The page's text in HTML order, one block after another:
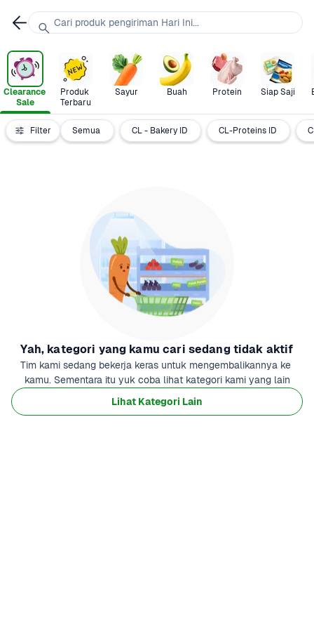
Clearance
Sale
Produk
Terbaru
Sayur Buah Protein Siap Saji
Filter Semua CL - Bakery ID CL-Proteins ID
Yah, kategori yang kamu cari sedang tidak aktif
Tim kami sedang bekerja keras untuk mengembalikannya ke
kamu. Sementara itu yuk coba lihat kategori kami yang lain
Lihat Kategori Lain
Cari produk pengiriman Hari Ini...